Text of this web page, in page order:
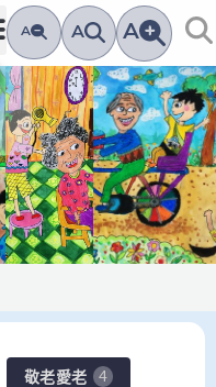
A A A
敬老愛老 4